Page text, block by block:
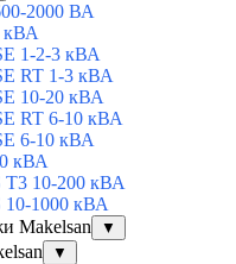
2000 ВА
кВА
1-2-3 кВА
RT 1-3 кВА
10-20 кВА
RT 6-10 кВА
6-10 кВА
кВА
10-200 кВА
1000 кВА
Makelsan
▼
▼